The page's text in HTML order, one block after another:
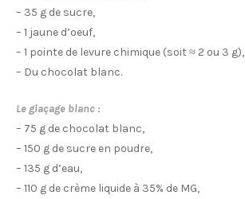
– 35 g de sucre,
– 1 jaune d’oeuf,
– 1 pointe de levure chimique (soit ≈ 2 ou 3 g),
– Du chocolat blanc.
Le glaçage blanc :
– 75 g de chocolat blanc,
– 150 g de sucre en poudre,
– 135 g d’eau,
– 110 g de crème liquide à 35% de MG,